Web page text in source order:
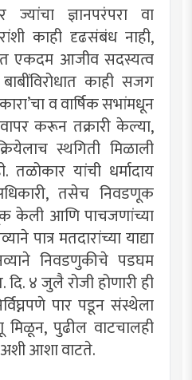
ज्यांचा ज्ञानपरंपरा वा
काही दृढसंबंध नाही,
एकदम आजीव सदस्यत्व
काही सजग
व वार्षिक सभांमधून
करून तक्रारी केल्या,
स्थगिती मिळाली
यांची धर्मादाय
तसेच निवडणूक
केली आणि पाचजणांच्या
पात्र मतदारांच्या याद्या
निवडणुकीचे पडघम
४ जुलै रोजी होणारी ही
पार पडून संस्थेला
पुढील वाटचालही
अशी आशा वाटते.